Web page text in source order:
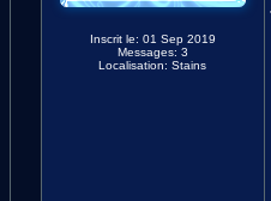
Inscrit le: 01 Sep 2019
Messages: 3
Localisation: Stains